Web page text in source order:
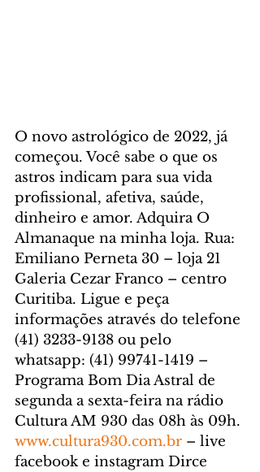
O novo astrológico de 2022, já
começou. Você sabe o que os
astros indicam para sua vida
profissional, afetiva, saúde,
dinheiro e amor. Adquira O
Almanaque na minha loja. Rua:
Emiliano Perneta 30 – loja 21
Galeria Cezar Franco – centro
Curitiba. Ligue e peça
informações através do telefone
(41) 3233-9138 ou pelo
whatsapp: (41) 99741-1419 –
Programa Bom Dia Astral de
segunda a sexta-feira na rádio
Cultura AM 930 das 08h às 09h.
www.cultura930.com.br – live
facebook e instagram Dirce